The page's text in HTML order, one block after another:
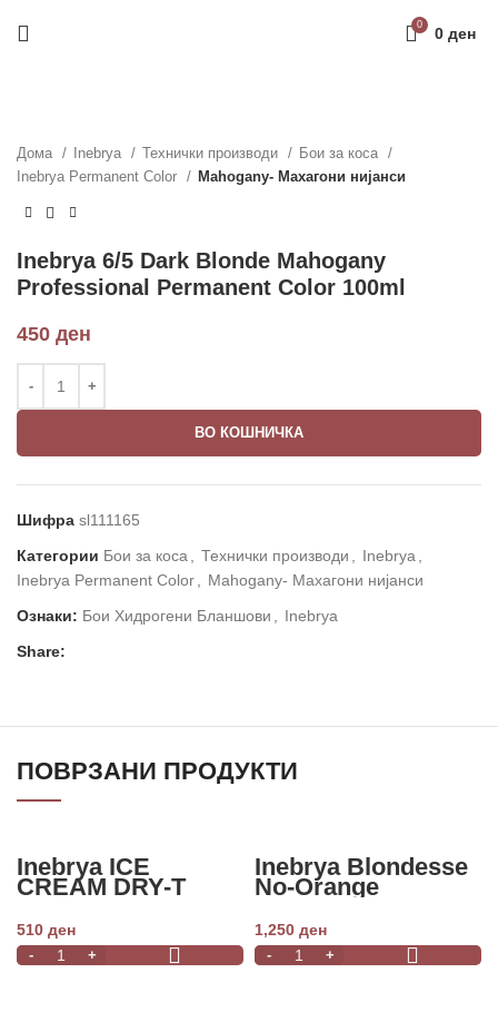
0 0 ден
Дома Inebrya Технички производи
Бои за коса
Inebrya Permanent Color
Mahogany- Махагони нијанси
Inebrya 6/5 Dark Blonde Mahogany
Professional Permanent Color 100ml
450 ден
ВО КОШНИЧКА
Шифра sl111165
Категории Бои за коса Технички производи Inebrya
Inebrya Permanent Color
Mahogany- Махагони нијанси
Ознаки: Бои Хидрогени Бланшови
Inebrya
Share:
ПОВРЗАНИ ПРОДУКТИ
Inebrya ICE
CREAM DRY-T
510 ден
Inebrya Blondesse
No-Orange
Shampoo 1000ml
1,250 ден
Направи профил и добиј на меил код за 10%